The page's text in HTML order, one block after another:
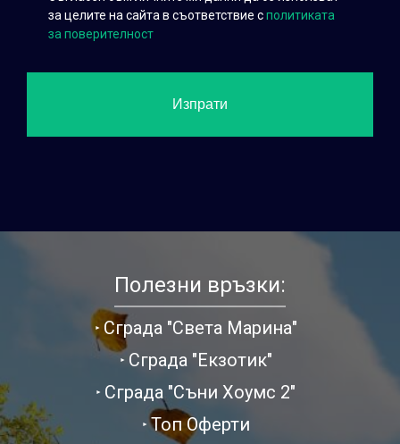
за целите на сайта в съответствие сполитиката
за поверителност
Полезни връзки:
Сграда "Света Марина"
Сграда "Екзотик"
Сграда "Съни Хоумс 2"
Топ Оферти